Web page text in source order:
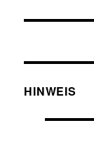
HINWEIS